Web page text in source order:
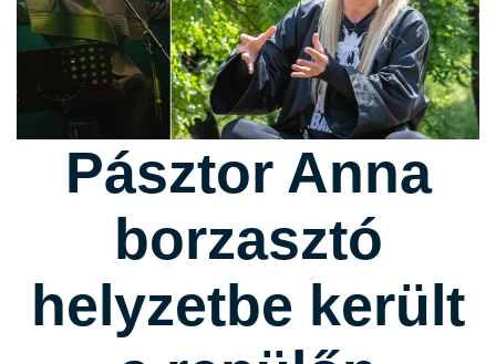
Pásztor Anna
borzasztó
helyzetbe került